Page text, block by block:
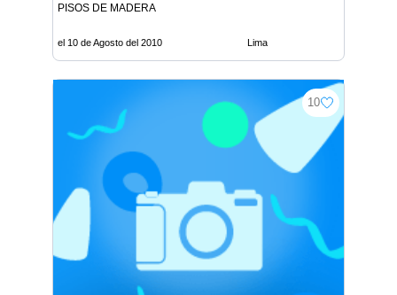
PISOS DE MADERA
el 10 de Agosto del 2010 Lima
10